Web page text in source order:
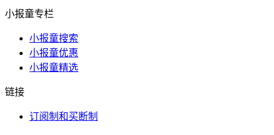
小报童专栏
小报童搜索
小报童优惠
小报童精选
链接
订阅制和买断制